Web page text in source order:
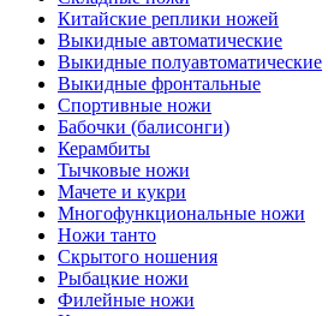
Китайские реплики ножей
Выкидные автоматические
Выкидные полуавтоматические
Выкидные фронтальные
Спортивные ножи
Бабочки (балисонги)
Керамбиты
Тычковые ножи
Мачете и кукри
Многофункциональные ножи
Ножи танто
Скрытого ношения
Рыбацкие ножи
Филейные ножи